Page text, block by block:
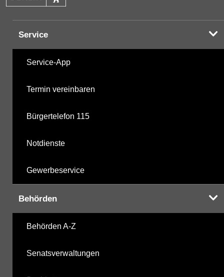
Service
Service-App
Termin vereinbaren
Bürgertelefon 115
Notdienste
Gewerbeservice
Behörden
Behörden A-Z
Senatsverwaltungen